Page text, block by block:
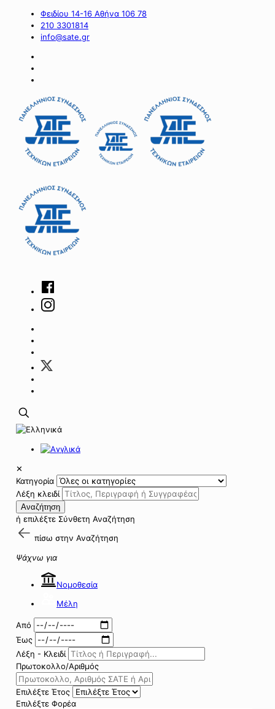
Φειδίου 14-16 Αθήνα 106 78
210 3301814
info@sate.gr
✕
Κατηγορία
Λέξη κλειδί
Αναζήτηση
ή επιλέξτε Σύνθετη Αναζήτηση
πίσω στην Αναζήτηση
Ψάχνω για
Νομοθεσία
Μέλη
Από
Έως
Λέξη - Κλειδί
Πρωτοκολλο/Αριθμός
Επιλέξτε Έτος
Επιλέξτε Φορέα